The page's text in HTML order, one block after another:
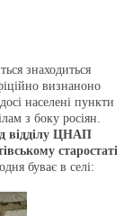
знаходиться
визнаноно
населені пункти
з боку росіян.
відділу ЦНАП
старостаті
буває в селі: